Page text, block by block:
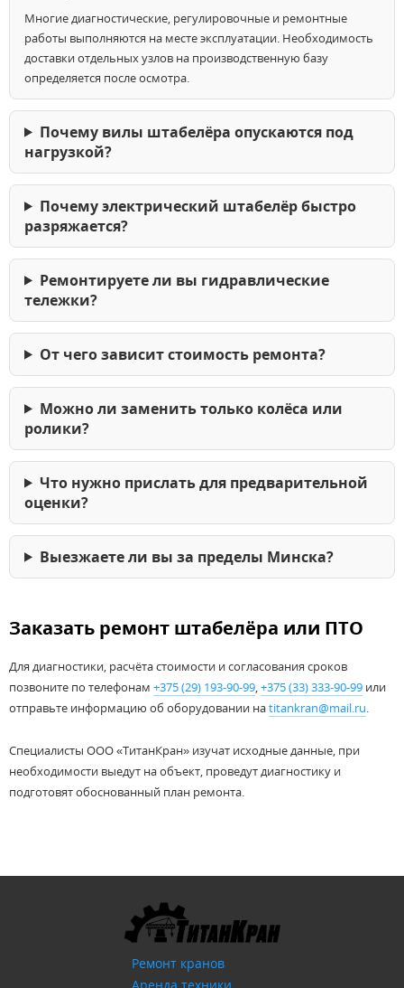
Многие диагностические, регулировочные и ремонтные
работы выполняются на месте эксплуатации. Необходимость
доставки отдельных узлов на производственную базу
определяется после осмотра.
Почему вилы штабелёра опускаются под
нагрузкой?
Почему электрический штабелёр быстро
разряжается?
Ремонтируете ли вы гидравлические
тележки?
От чего зависит стоимость ремонта?
Можно ли заменить только колёса или
ролики?
Что нужно прислать для предварительной
оценки?
Выезжаете ли вы за пределы Минска?
Заказать ремонт штабелёра или ПТО
Для диагностики, расчёта стоимости и согласования сроков
позвоните по телефонам +375 (29) 193-90-99,+375 (33) 333-90-99 или
отправьте информацию об оборудовании наtitankran@mail.ru.
Специалисты ООО «ТитанКран» изучат исходные данные, при
необходимости выедут на объект, проведут диагностику и
подготовят обоснованный план ремонта.
Ремонт кранов